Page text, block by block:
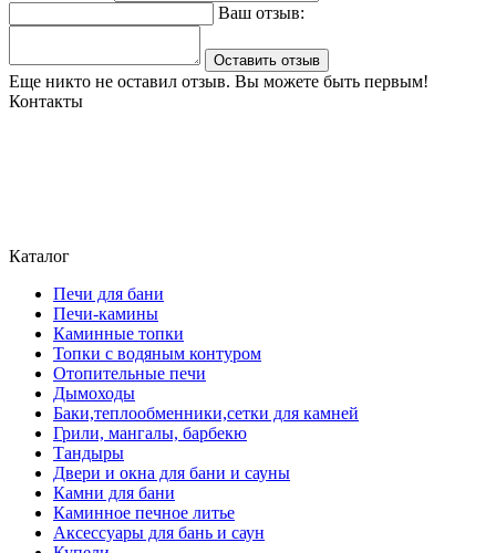
Ваш отзыв:
Оставить отзыв
Еще никто не оставил отзыв. Вы можете быть первым!
Контакты
Каталог
Печи для бани
Печи-камины
Каминные топки
Топки с водяным контуром
Отопительные печи
Дымоходы
Баки,теплообменники,сетки для камней
Грили, мангалы, барбекю
Тандыры
Двери и окна для бани и сауны
Камни для бани
Каминное печное литье
Аксессуары для бань и саун